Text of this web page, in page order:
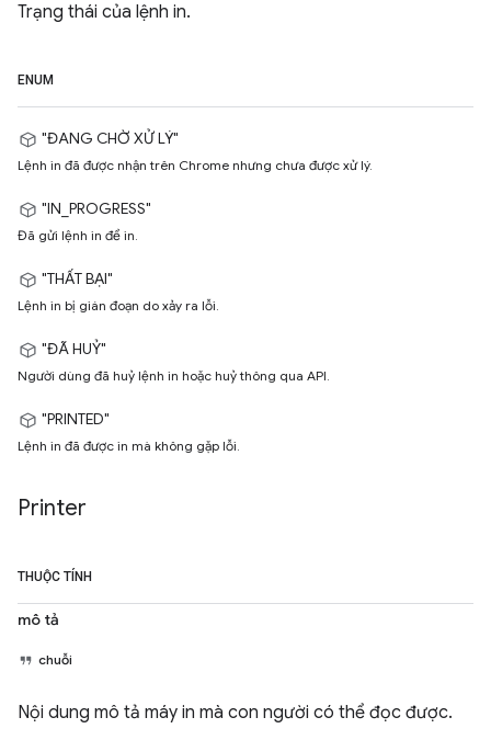
Trạng thái của lệnh in.
ENUM
"ĐANG CHỜ XỬ LÝ"
Lệnh in đã được nhận trên Chrome nhưng chưa được xử lý.
"IN_PROGRESS"
Đã gửi lệnh in để in.
"THẤT BẠI"
Lệnh in bị gián đoạn do xảy ra lỗi.
"ĐÃ HUỶ"
Người dùng đã huỷ lệnh in hoặc huỷ thông qua API.
"PRINTED"
Lệnh in đã được in mà không gặp lỗi.
Printer
THUỘC TÍNH
mô tả
chuỗi
Nội dung mô tả máy in mà con người có thể đọc được.